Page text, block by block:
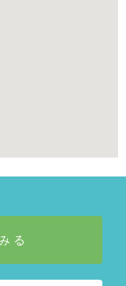
る